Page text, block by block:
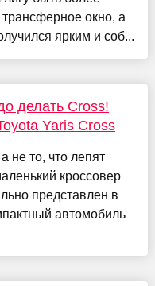
окно, а
ярким и соб...
делать Cross!
Yaris Cross
не то, что лепят
кроссовер
представлен в
автомобиль